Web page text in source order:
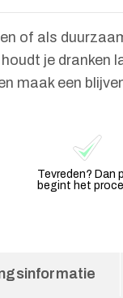
of als
je dranken
maak een
Tevreden? Dan
begint het